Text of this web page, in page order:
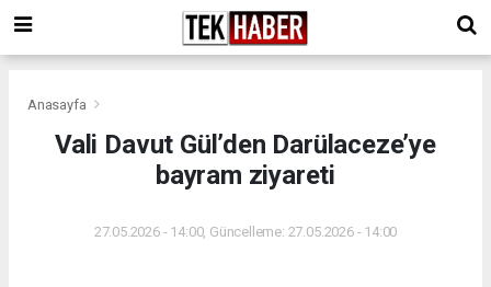
Anasayfa
Vali Davut Gül’den Darülaceze’ye
bayram ziyareti
27.05.2026 - 14:00, Güncelleme: 27.05.2026 - 14:00